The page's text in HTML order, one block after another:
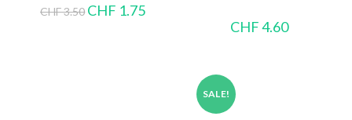
CHF3.50 CHF 1.75
CHF4.60
SALE!